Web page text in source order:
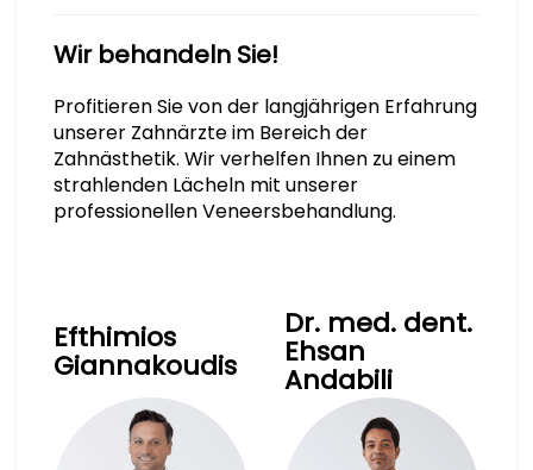
Wir behandeln Sie!
Profitieren Sie von der langjährigen Erfahrung
unserer Zahnärzte im Bereich der
Zahnästhetik. Wir verhelfen Ihnen zu einem
strahlenden Lächeln mit unserer
professionellen Veneersbehandlung.
Efthimios
Giannakoudis
Dr. med. dent.
Ehsan
Andabili